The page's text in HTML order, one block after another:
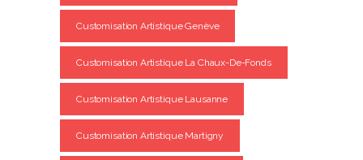
Customisation Artistique Genève
Customisation Artistique La Chaux-De-Fonds
Customisation Artistique Lausanne
Customisation Artistique Martigny